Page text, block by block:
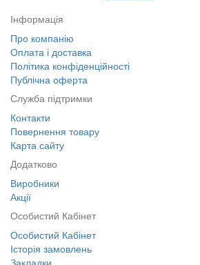
Інформація
Про компанію
Оплата і доставка
Політика конфіденційності
Публічна оферта
Служба підтримки
Контакти
Повернення товару
Карта сайту
Додатково
Виробники
Акції
Особистий Кабінет
Особистий Кабінет
Історія замовлень
Закладки